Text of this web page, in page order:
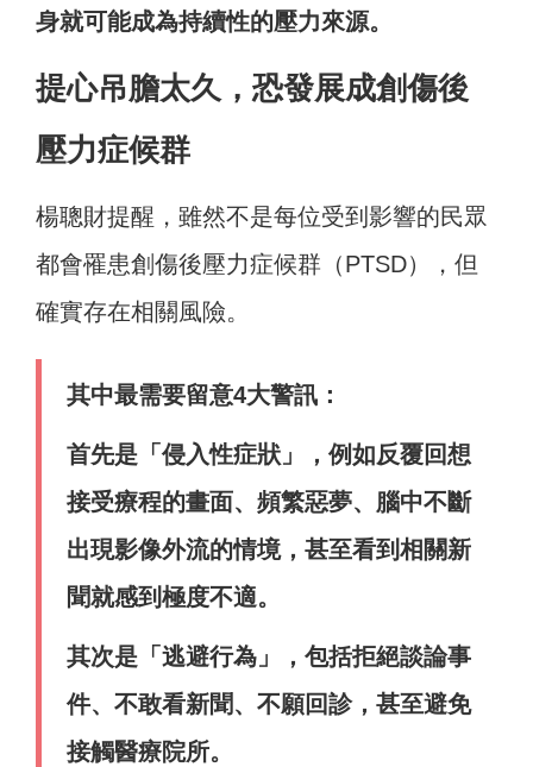
身就可能成為持續性的壓力來源。
提心吊膽太久，恐發展成創傷後
壓力症候群
楊聰財提醒，雖然不是每位受到影響的民眾
都會罹患創傷後壓力症候群（PTSD），但
確實存在相關風險。
其中最需要留意4大警訊：
首先是「侵入性症狀」，例如反覆回想
接受療程的畫面、頻繁惡夢、腦中不斷
出現影像外流的情境，甚至看到相關新
聞就感到極度不適。
其次是「逃避行為」，包括拒絕談論事
件、不敢看新聞、不願回診，甚至避免
接觸醫療院所。